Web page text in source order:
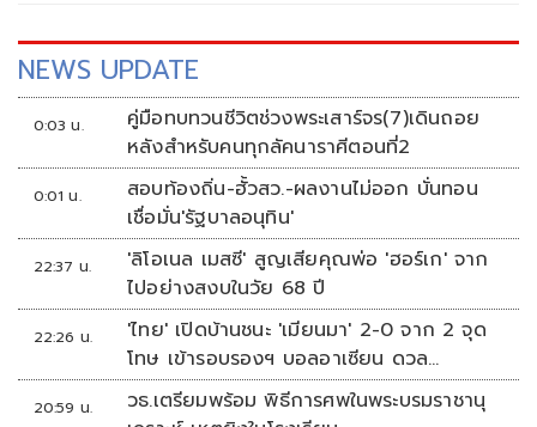
NEWS UPDATE
0:03 น.
คู่มือทบทวนชีวิตช่วงพระเสาร์จร(7)เดินถอย
หลังสำหรับคนทุกลัคนาราศีตอนที่2
0:01 น.
สอบท้องถิ่น-ฮั้วสว.-ผลงานไม่ออก บั่นทอน
เชื่อมั่น'รัฐบาลอนุทิน'
22:37 น.
'ลิโอเนล เมสซี' สูญเสียคุณพ่อ 'ฮอร์เก' จาก
ไปอย่างสงบในวัย 68 ปี
22:26 น.
'ไทย' เปิดบ้านชนะ 'เมียนมา' 2-0 จาก 2 จุด
โทษ เข้ารอบรองฯ บอลอาเซียน ดวล
'สิงคโปร์'
20:59 น.
วธ.เตรียมพร้อม พิธีการศพในพระบรมราชานุ